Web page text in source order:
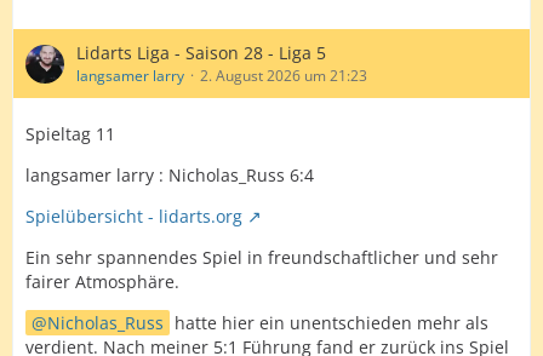
Lidarts Liga - Saison 28 - Liga 5
langsamer larry 2. August 2026 um 21:23
Spieltag 11
langsamer larry : Nicholas_Russ 6:4
Spielübersicht - lidarts.org
Ein sehr spannendes Spiel in freundschaftlicher und sehr
fairer Atmosphäre.
Nicholas_Russ hatte hier ein unentschieden mehr als
verdient. Nach meiner 5:1 Führung fand er zurück ins Spiel